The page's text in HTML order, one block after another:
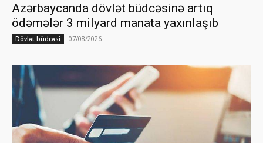
Azərbaycanda dövlət büdcəsinə artıq
ödəmələr 3 milyard manata yaxınlaşıb
Dövlət büdcəsi 07/08/2026